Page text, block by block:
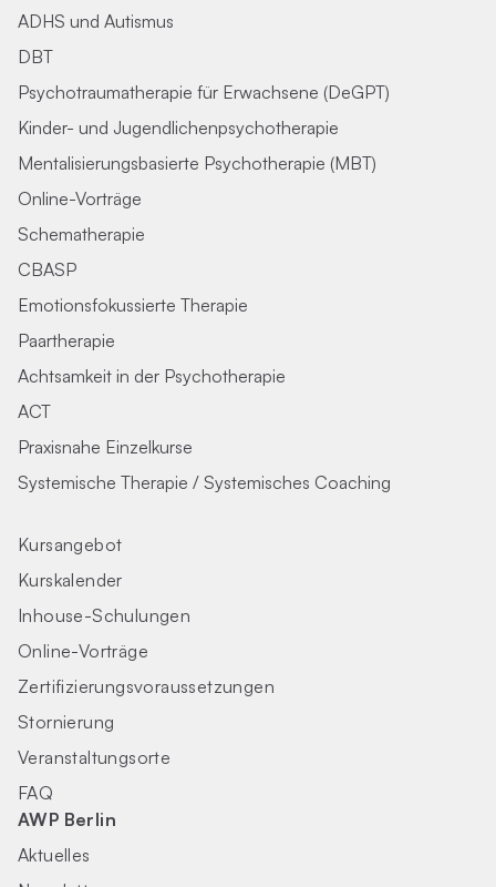
ADHS und Autismus
DBT
Psychotraumatherapie für Erwachsene (DeGPT)
Kinder- und Jugendlichenpsychotherapie
Mentalisierungsbasierte Psychotherapie (MBT)
Online-Vorträge
Schematherapie
CBASP
Emotionsfokussierte Therapie
Paartherapie
Achtsamkeit in der Psychotherapie
ACT
Praxisnahe Einzelkurse
Systemische Therapie / Systemisches Coaching
Kursangebot
Kurskalender
Inhouse-Schulungen
Online-Vorträge
Zertifizierungs­voraus­setzungen
Stornierung
Veranstaltungsorte
FAQ
AWP Berlin
Aktuelles